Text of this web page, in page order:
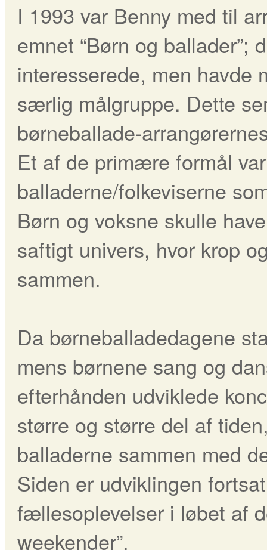
I 1993 var Benny med til
emnet “Børn og ballader”;
interesserede, men
særlig målgruppe. Dette
børneballade-
Et af de primære formål
balladerne/folkeviserne
Børn og voksne skulle
saftigt univers, hvor krop
sammen.
Da børneballadedagene
mens børnene sang og
efterhånden udviklede
større og større del af
balladerne sammen med
Siden er udviklingen
fællesoplevelser i løbet af
weekender”.